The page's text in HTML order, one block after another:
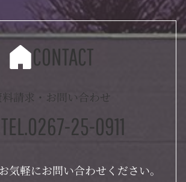
CONTACT
料請求・お問い合わせ
TEL.0267-25-0911
気軽にお問い合わせください。